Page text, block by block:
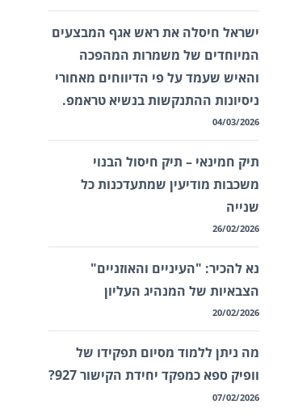
ישראל חיסלה את ראש אגף המבצעים
המיוחדים של משמרות המהפכה
והאיש שעמד על פי הדיווחים מאחורי
ניסיונות ההתנקשות בנשיא טראמפ.
04/03/2026
תיק חמינאי – תיק חיסול הבנוי
משכבות מודיעין שמתעדכנות כל
שנייה
26/02/2026
נא להכיר: "העיניים והאוזניים"
הצבאיות של המנהיג העליון
20/02/2026
מה ניתן ללמוד מסיום תפקידו של
וופיק ספא כמפקד יחידת הקישור 927?
07/02/2026